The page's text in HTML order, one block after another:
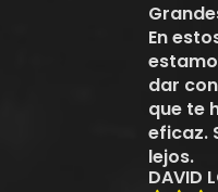
En
dar
que te
eficaz.
lejos.
DAVID